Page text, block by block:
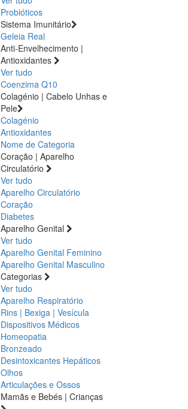
Probióticos
Sistema Imunitário
Geleia Real
Anti-Envelhecimento |
Antioxidantes
Ver tudo
Coenzima Q10
Colagénio | Cabelo Unhas e
Pele
Colagénio
Antioxidantes
Nome de Categoria
Coração | Aparelho
Circulatório
Ver tudo
Aparelho Circulatório
Coração
Diabetes
Aparelho Genital
Ver tudo
Aparelho Genital Feminino
Aparelho Genital Masculino
Categorias
Ver tudo
Aparelho Respiratório
Rins | Bexiga | Vesícula
Dispositivos Médicos
Homeopatia
Bronzeado
Desintoxicantes Hepáticos
Olhos
Articulações e Ossos
Mamãs e Bebés | Crianças